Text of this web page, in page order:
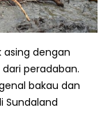
asing dengan
peradaban.
bakau dan
Sundaland